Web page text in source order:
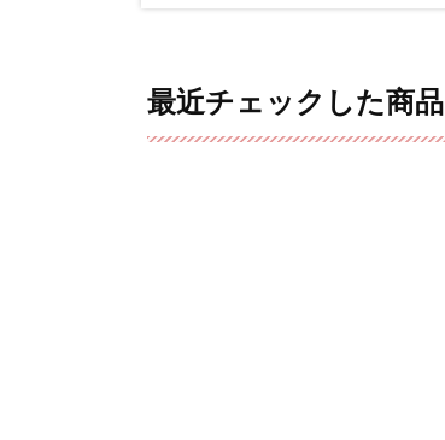
最近チェックした商品